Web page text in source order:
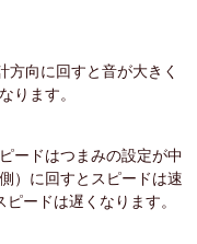
方向に回すと音が大きく
ります。
ードはつまみの設定が中
）に回すとスピードは速
ードは遅くなります。